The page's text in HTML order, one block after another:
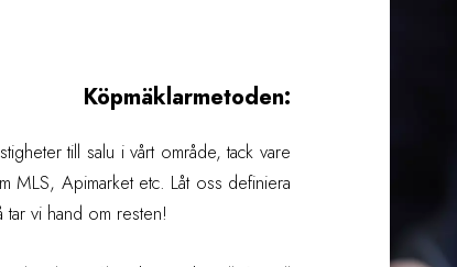
Köpmäklarmetoden:
till salu i vårt område, tack vare
MLS, Apimarket etc. Låt oss definiera
tar vi hand om resten!